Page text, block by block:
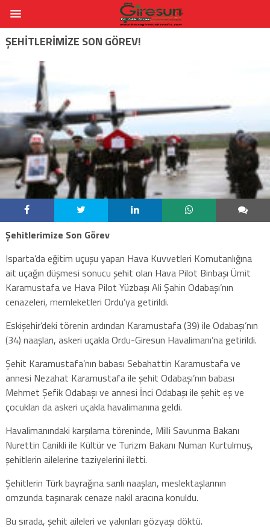
ŞEHITLERIMIZE SON GÖREV!
Şehitlerimize Son Görev
Isparta’da eğitim uçuşu yapan Hava Kuvvetleri Komutanlığına
ait uçağın düşmesi sonucu şehit olan Hava Pilot Binbaşı Ümit
Karamustafa ve Hava Pilot Yüzbaşı Ali Şahin Odabaşı’nın
cenazeleri, memleketleri Ordu’ya getirildi.
Eskişehir’deki törenin ardından Karamustafa (39) ile Odabaşı’nın
(34) naaşları, askeri uçakla Ordu-Giresun Havalimanı’na getirildi.
Şehit Karamustafa’nın babası Sebahattin Karamustafa ve
annesi Nezahat Karamustafa ile şehit Odabaşı’nın babası
Mehmet Şefik Odabaşı ve annesi İnci Odabaşı ile şehit eş ve
çocukları da askeri uçakla havalimanına geldi.
Havalimanındaki karşılama töreninde, Milli Savunma Bakanı
Nurettin Canikli ile Kültür ve Turizm Bakanı Numan Kurtulmuş,
şehitlerin ailelerine taziyelerini iletti.
Şehitlerin Türk bayrağına sarılı naaşları, meslektaşlarının
omzunda taşınarak cenaze nakil aracına konuldu.
Bu sırada, şehit aileleri ve yakınları gözyaşı döktü.